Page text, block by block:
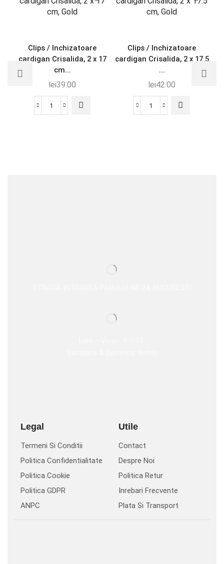
Clips / Inchizatoare
cardigan Crisalida, 2 x 17
cm...
lei39.00
Clips / Inchizatoare
cardigan Crisalida, 2 x 17.5
...
lei42.00
Legal
Termeni Si Conditii
Politica Confidentialitate
Politica Cookie
Politica GDPR
ANPC
Utile
Contact
Despre Noi
Politica Retur
Inrebari Frecvente
Plata Si Transport